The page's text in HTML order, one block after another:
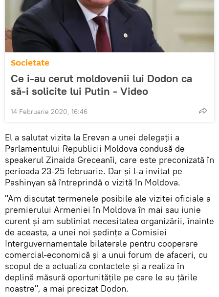
Societate
Ce i-au cerut moldovenii lui Dodon ca
să-i solicite lui Putin - Video
14 Februarie 2020, 16:46
El a salutat vizita la Erevan a unei delegații a
Parlamentului Republicii Moldova condusă de
speakerul Zinaida Greceanîi, care este preconizată în
perioada 23-25 februarie. Dar și l-a invitat pe
Pashinyan să întreprindă o vizită în Moldova.
"Am discutat termenele posibile ale vizitei oficiale a
premierului Armeniei în Moldova în mai sau iunie
curent și am subliniat necesitatea organizării, înainte
de aceasta, a unei noi ședințe a Comisiei
Interguvernamentale bilaterale pentru cooperare
comercial-economică și a unui forum de afaceri, cu
scopul de a actualiza contactele și a realiza în
deplină măsură oportunitățile pe care le au țările
noastre", a mai precizat Dodon.